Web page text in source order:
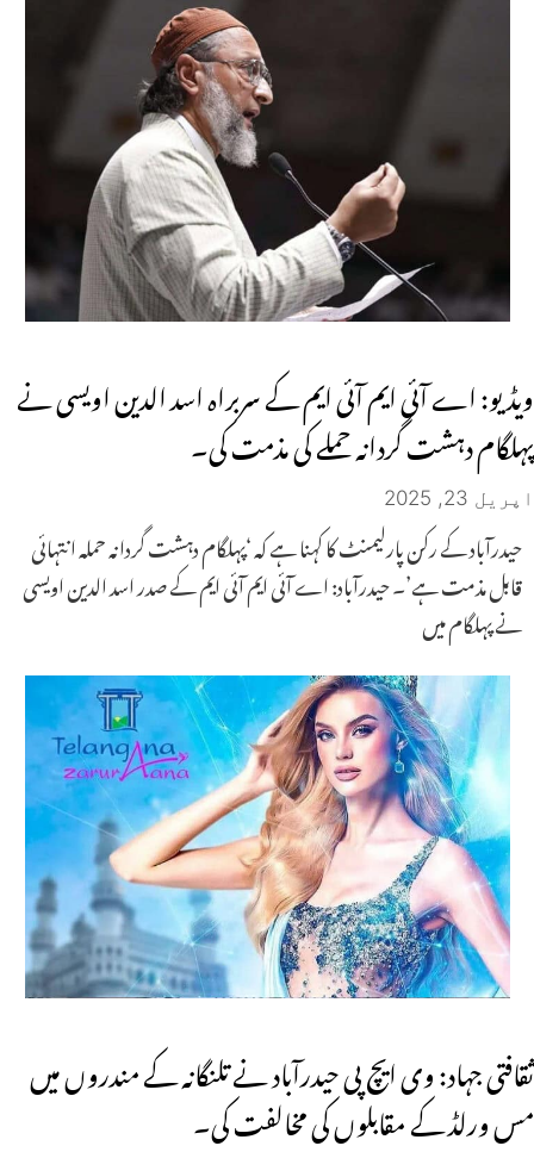
ویڈیو: اے آئی ایم آئی ایم کے سربراہ اسد الدین اویسی نے
پہلگام دہشت گردانہ حملے کی مذمت کی۔
اپریل 23, 2025
حیدرآباد کے رکن پارلیمنٹ کا کہنا ہے کہ ‘پہلگام دہشت گردانہ حملہ انتہائی
قابل مذمت ہے’۔ حیدرآباد: اے آئی ایم آئی ایم کے صدر اسد الدین اویسی
نے پہلگام میں
ثقافتی جہاد: وی ایچ پی حیدرآباد نے تلنگانہ کے مندروں میں
مس ورلڈ کے مقابلوں کی مخالفت کی۔